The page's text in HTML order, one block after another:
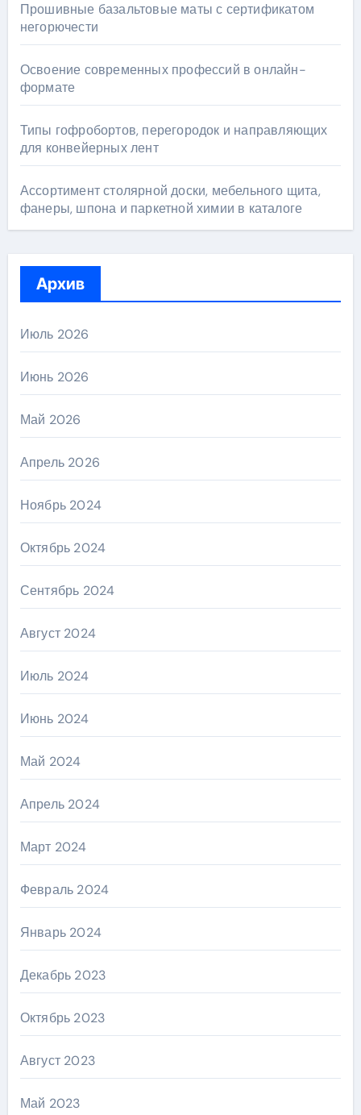
Прошивные базальтовые маты с сертификатом
негорючести
Освоение современных профессий в онлайн-
формате
Типы гофробортов, перегородок и направляющих
для конвейерных лент
Ассортимент столярной доски, мебельного щита,
фанеры, шпона и паркетной химии в каталоге
Архив
Июль 2026
Июнь 2026
Май 2026
Апрель 2026
Ноябрь 2024
Октябрь 2024
Сентябрь 2024
Август 2024
Июль 2024
Июнь 2024
Май 2024
Апрель 2024
Март 2024
Февраль 2024
Январь 2024
Декабрь 2023
Октябрь 2023
Август 2023
Май 2023